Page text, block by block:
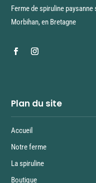
Ferme de spiruline
Morbihan, en Bretagne
Plan du site
Accueil
Notre ferme
La spiruline
Boutique